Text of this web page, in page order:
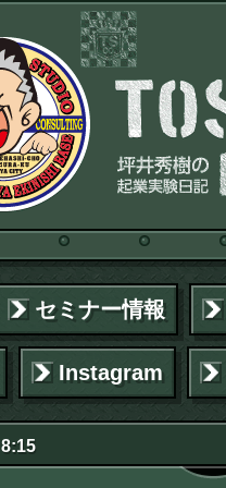
セミナー情報
Instagram
8:15